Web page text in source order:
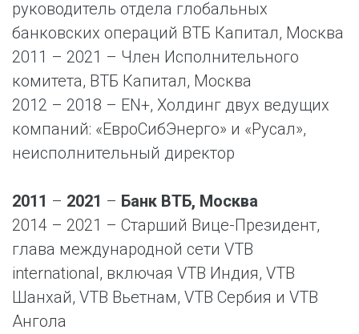
руководитель отдела глобальных
банковских операций ВТБ Капитал, Москва
2011 – 2021 – Член Исполнительного
комитета, ВТБ Капитал, Москва
2012 – 2018 – EN+, Холдинг двух ведущих
компаний: «ЕвроСибЭнерго» и «Русал»,
неисполнительный директор
2011 – 2021 – Банк ВТБ, Москва
2014 – 2021 – Старший Вице-Президент,
глава международной сети VTB
international, включая VTB Индия, VTB
Шанхай, VТB Вьетнам, VTB Сербия и VTB
Ангола